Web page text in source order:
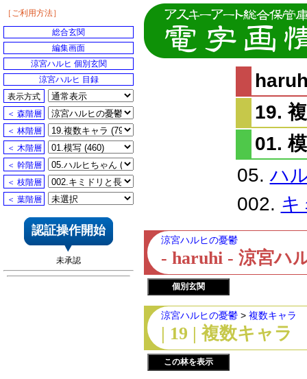
19.
01.
05. ハ
002. キ
涼宮ハルヒの憂鬱
- haruhi - 涼宮ハ
個別玄関
涼宮ハルヒの憂鬱 > 複数キャラ
| 19 | 複数キャラ
この林を表示
［ご利用方法］
総合玄関
編集画面
涼宮ハルヒ 個別玄関
涼宮ハルヒ 目録
表示方式
＜ 森階層
＜ 林階層
＜ 木階層
＜ 幹階層
＜ 枝階層
＜ 葉階層
認証操作開始
未承認